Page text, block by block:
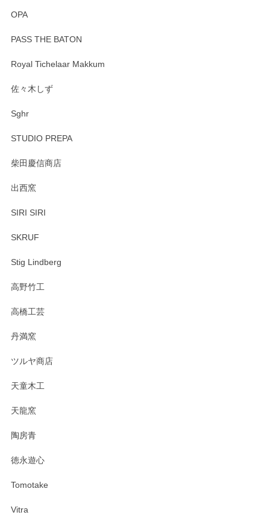
OPA
PASS THE BATON
Royal Tichelaar Makkum
佐々木しず
Sghr
STUDIO PREPA
柴田慶信商店
出西窯
SIRI SIRI
SKRUF
Stig Lindberg
高野竹工
高橋工芸
丹満窯
ツルヤ商店
天童木工
天龍窯
陶房青
徳永遊心
Tomotake
Vitra